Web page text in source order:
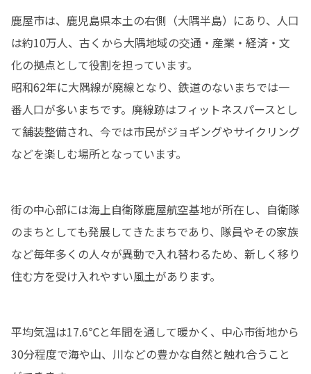
鹿屋市は、鹿児島県本土の右側（大隅半島）にあり、人口
は約10万人、古くから大隅地域の交通・産業・経済・文
化の拠点として役割を担っています。
昭和62年に大隅線が廃線となり、鉄道のないまちでは一
番人口が多いまちです。廃線跡はフィットネスパースとし
て舗装整備され、今では市民がジョギングやサイクリング
などを楽しむ場所となっています。
街の中心部には海上自衛隊鹿屋航空基地が所在し、自衛隊
のまちとしても発展してきたまちであり、隊員やその家族
など毎年多くの人々が異動で入れ替わるため、新しく移り
住む方を受け入れやすい風土があります。
平均気温は17.6℃と年間を通して暖かく、中心市街地から
30分程度で海や山、川などの豊かな自然と触れ合うこと